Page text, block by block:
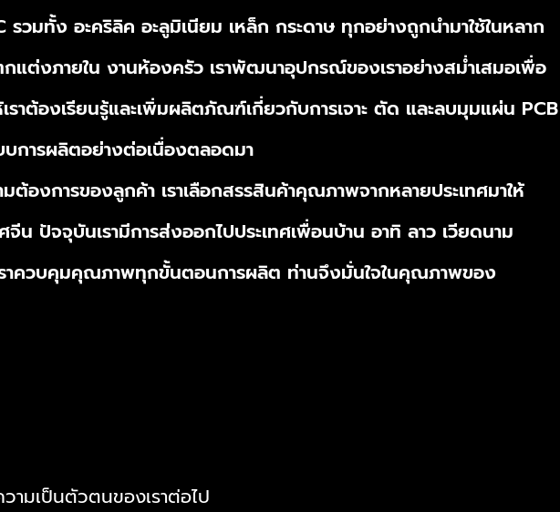
วมทั้ง อะคริลิค อะลูมิเนียม เหล็ก กระดาษ ทุกอย่างถูกนำมาใช้ในหลาก
แต่งภายใน งานห้องครัว เราพัฒนาอุปกรณ์ของเราอย่างสม่ำเสมอเพื่อ
ต้องเรียนรู้และเพิ่มผลิตภัณฑ์เกี่ยวกับการเจาะ ตัด และลบมุมแผ่น PCB
บการผลิตอย่างต่อเนื่องตลอดมา
องการของลูกค้า เราเลือกสรรสินค้าคุณภาพจากหลายประเทศมาให้
น ปัจจุบันเรามีการส่งออกไปประเทศเพื่อนบ้าน อาทิ ลาว เวียดนาม
าควบคุมคุณภาพทุกขั้นตอนการผลิต ท่านจึงมั่นใจในคุณภาพของ
ามเป็นตัวตนของเราต่อไป